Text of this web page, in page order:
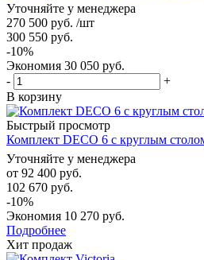
Уточняйте у менеджера
270 500 руб. /шт
300 550 руб.
-10%
Экономия 30 050 руб.
-
+
В корзину
Быстрый просмотр
Комплект DECO 6 с круглым
Уточняйте у менеджера
от 92 400 руб.
102 670 руб.
-10%
Экономия 10 270 руб.
Подробнее
Хит продаж